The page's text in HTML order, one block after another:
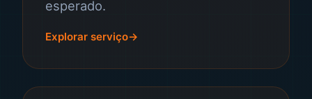
esperado.
Explorar serviço